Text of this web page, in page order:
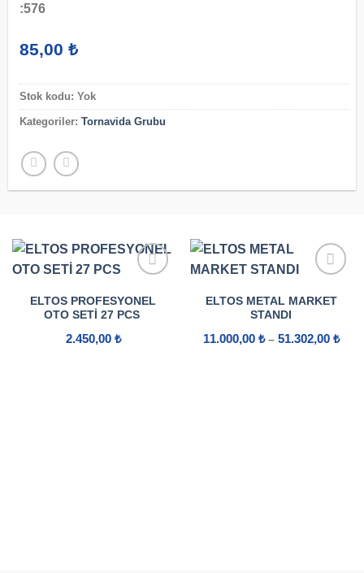
:576
85,00 ₺
Stok kodu: Yok
Kategoriler: Tornavida Grubu
ELTOS PROFESYONEL
OTO SETI 27 PCS
2.450,00 ₺
ELTOS METAL MARKET
STANDI
11.000,00 ₺ – 51.302,00 ₺